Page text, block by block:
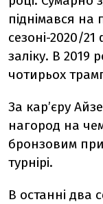
піднімався на
сезоні-2020/
заліку. В 2019
чотирьох
За кар’єру
нагород на
бронзовим
турнірі.
В останні два